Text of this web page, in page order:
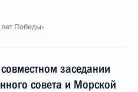
Победы»
заседании
совета и Морской